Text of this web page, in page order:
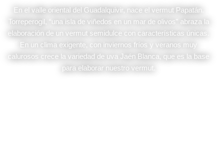
En el valle oriental del Guadalquivir, nace el vermut Papatán.
Torreperogil, “una isla de viñedos en un mar de olivos” abraza la
elaboración de un vermut semidulce con características únicas.
En un clima exigente, con inviernos fríos y veranos muy
calurosos crece la variedad de uva Jaén Blanca, que es la base
para elaborar nuestro vermut.